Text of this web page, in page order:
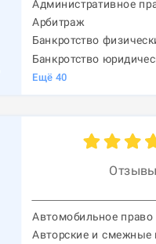
Административное
Арбитраж
Банкротство
Банкротство
Ещё 40
Отзывы
Автомобильное право
Авторские и смежные